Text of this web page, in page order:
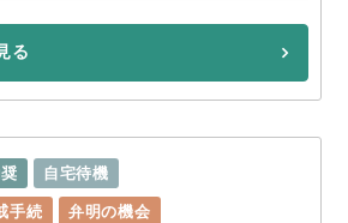
る
自宅待機
手続 弁明の機会